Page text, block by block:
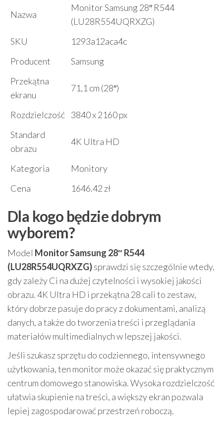
Nazwa
Monitor Samsung 28″ R544
(LU28R554UQRXZG)
SKU
1293a12aca4c
Producent
Samsung
Przekątna
ekranu
71,1 cm (28″)
Rozdzielczość 3840 x 2160 px
Standard
obrazu
4K Ultra HD
Kategoria
Monitory
Cena
1646.42 zł
Dla kogo będzie dobrym
wyborem?
Model Monitor Samsung 28″ R544
(LU28R554UQRXZG)sprawdzi się szczególnie wtedy,
gdy zależy Ci na dużej czytelności i wysokiej jakości
obrazu. 4K Ultra HD i przekątna 28 cali to zestaw,
który dobrze pasuje do pracy z dokumentami, analizą
danych, a także do tworzenia treści i przeglądania
materiałów multimedialnych w lepszej jakości.
Jeśli szukasz sprzętu do codziennego, intensywnego
użytkowania, ten monitor może okazać się praktycznym
centrum domowego stanowiska. Wysoka rozdzielczość
ułatwia skupienie na treści, a większy ekran pozwala
lepiej zagospodarować przestrzeń roboczą.